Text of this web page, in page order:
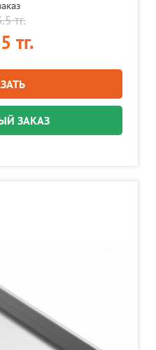
тг.
тг.
ЗАКАЗ